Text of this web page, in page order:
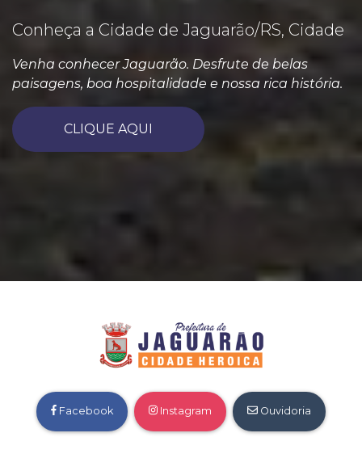
Conheça a Cidade de Jaguarão/RS, Cidade
Venha conhecer Jaguarão. Desfrute de belas
paisagens, boa hospitalidade e nossa rica história.
CLIQUE AQUI
Facebook Instagram Ouvidoria